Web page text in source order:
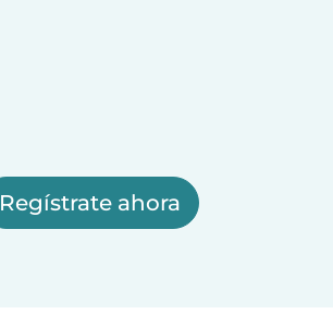
Regístrate ahora